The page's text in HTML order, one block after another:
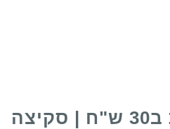
משלוח עד הבית ב30 ש"ח | סקיצה